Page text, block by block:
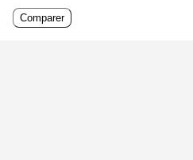
Comparer